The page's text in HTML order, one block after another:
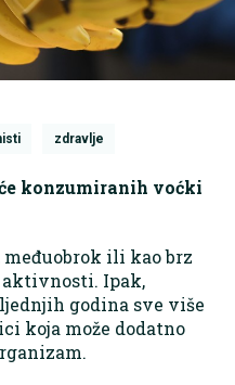
zdravlje
konzumiranih voćki
međuobrok ili kao brz
Ipak,
godina sve više
koja može dodatno